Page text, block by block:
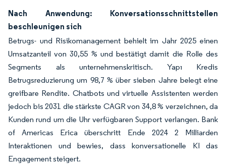
Nach Anwendung: Konversationsschnittstellen
beschleunigen sich
Betrugs- und Risikomanagement behielt im Jahr 2025 einen
Umsatzanteil von 30,55 % und bestätigt damit die Rolle des
Segments als unternehmenskritisch. Yapı Kredis
Betrugsreduzierung um 98,7 % über sieben Jahre belegt eine
greifbare Rendite. Chatbots und virtuelle Assistenten werden
jedoch bis 2031 die stärkste CAGR von 34,8 % verzeichnen, da
Kunden rund um die Uhr verfügbaren Support verlangen. Bank
of Americas Erica überschritt Ende 2024 2 Milliarden
Interaktionen und bewies, dass konversationelle KI das
Engagement steigert.